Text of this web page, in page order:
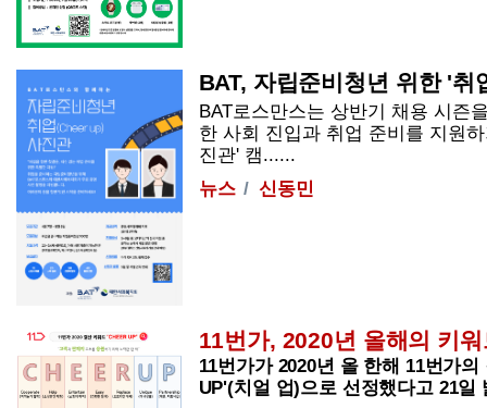
BAT, 자립준비청년 위한 '취
BAT로스만스는 상반기 채용 시즌
한 사회 진입과 취업 준비를 지원
진관' 캠......
뉴스
신동민
11번가, 2020년 올해의 키
11번가가 2020년 올 한해 11번가
UP'(치얼 업)으로 선정했다고 21일